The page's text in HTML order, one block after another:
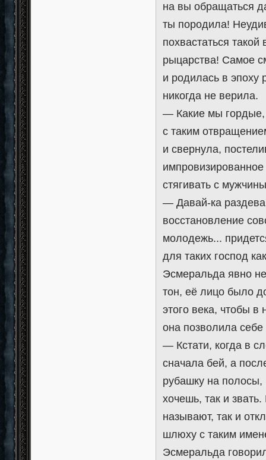
на вы обращаться
ты породила!
похвастаться
рыцарства! Самое
и родилась в эпоху
никогда не верила.
— Какие мы гордые,
с таким
и свернула,
стягивать с
— Давай-ка
восстановление
молодежь...
для таких господ
Эсмеральда явно
тон, её лицо было
этого века, чтобы в
она позволила
— Кстати, когда в
сначала бей, а
рубашку на
хочешь, так и
называют, так и
шлюху с таким
Эсмеральда